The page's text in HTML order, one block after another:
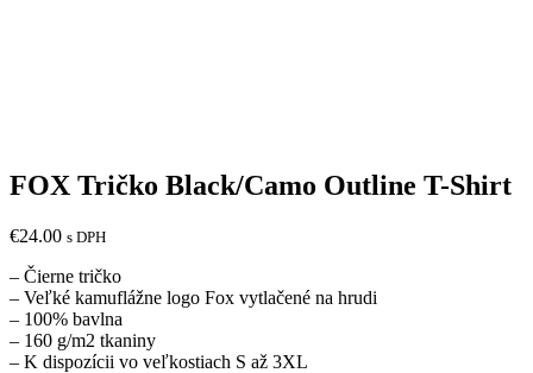
FOX Tričko Black/Camo Outline T-Shirt
€24.00 s DPH
– Čierne tričko
– Veľké kamuflážne logo Fox vytlačené na hrudi
– 100% bavlna
– 160 g/m2 tkaniny
– K dispozícii vo veľkostiach S až 3XL